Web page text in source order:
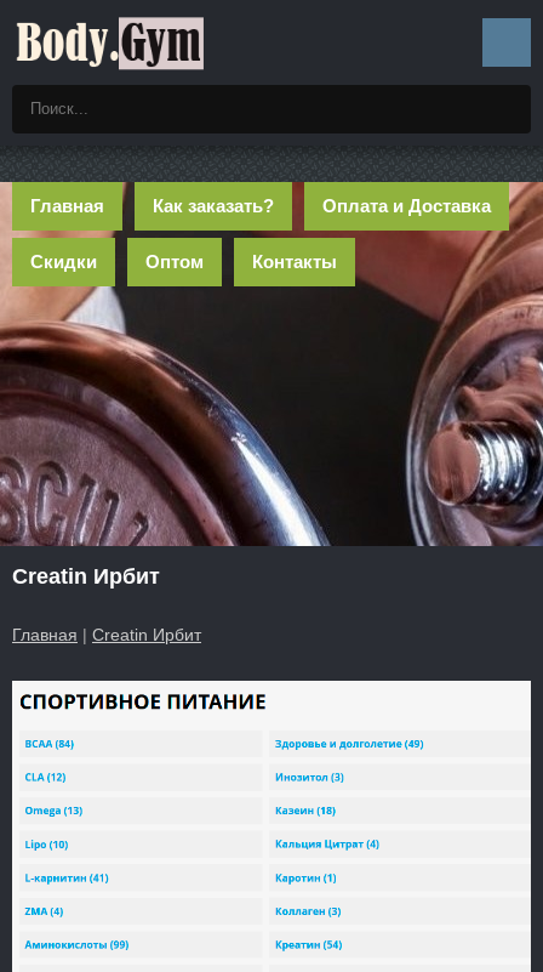
Главная Как заказать? Оплата и Доставка
Скидки Оптом Контакты
Creatin Ирбит
Главная | Creatin Ирбит